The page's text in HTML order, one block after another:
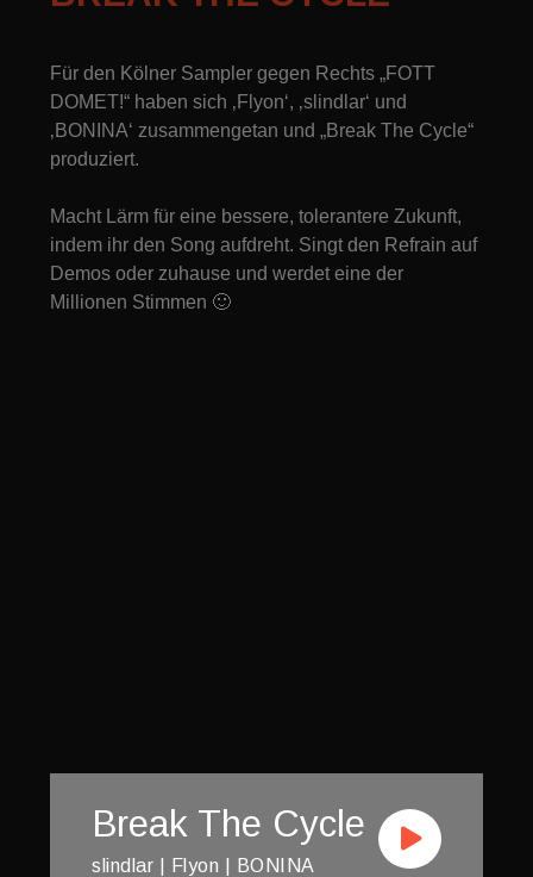
Für den Kölner Sampler gegen Rechts „FOTT
DOMET!“ haben sich ‚Flyon‘, ‚slindlar‘ und
‚BONINA‘ zusammengetan und „Break The Cycle“
produziert.
Macht Lärm für eine bessere, tolerantere Zukunft,
indem ihr den Song aufdreht. Singt den Refrain auf
Demos oder zuhause und werdet eine der
Millionen Stimmen 🙂
Break The Cycle
slindlar | Flyon | BONINA